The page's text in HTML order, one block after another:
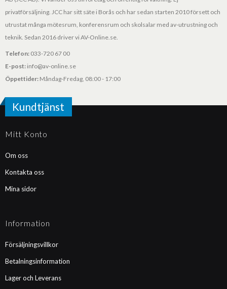
privatförsäljning. JCC har sitt säte i Borås och har sedan starten 2010 försett och
utrustat många mötesrum, konferensrum och skolsalar med av-utrustning och
teknik. Sedan 2016 driver vi AV-Online.se.
Telefon: 033-720 67 00
E-post: info@av-online.se
Öppettider: Måndag-Fredag, 08:00 - 17:00
Kundtjänst
Mitt Konto
Om oss
Kontakta oss
Mina sidor
Information
Försäljningsvillkor
Betalningsinformation
Lager och Leverans